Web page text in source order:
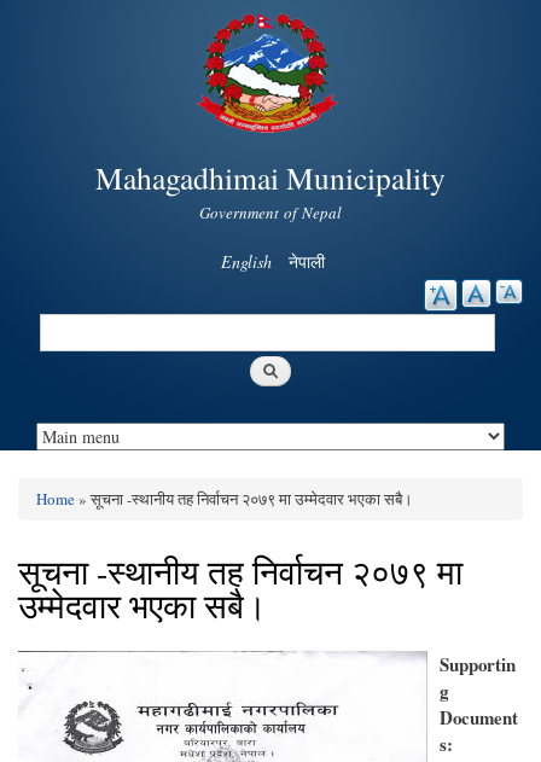
Skip to
main
content
Mahagadhimai Municipality
Government of Nepal
English नेपाली
Search
You are here
Home» सूचना -स्थानीय तह निर्वाचन २०७९ मा उम्मेदवार भएका सबै।
सूचना -स्थानीय तह निर्वाचन २०७९ मा
उम्मेदवार भएका सबै।
Supportin
g
Document
s: